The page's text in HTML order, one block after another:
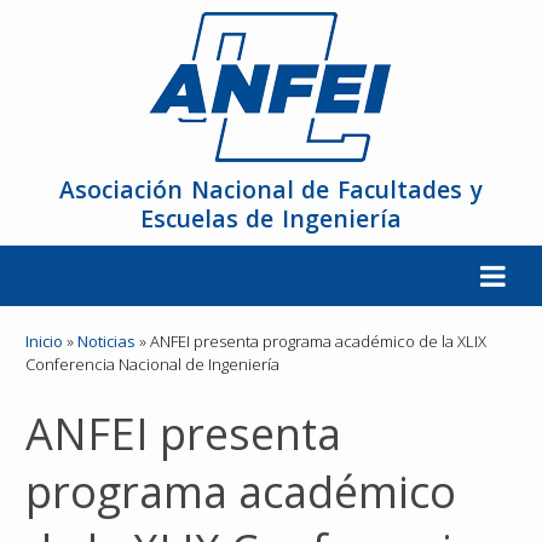
Asociación Nacional de Facultades y
Escuelas de Ingeniería
La ANFEI
Reuniones y Conferencias
Inicio »Noticias »ANFEI presenta programa académico de la XLIX
Conferencia Nacional de Ingeniería
ANFEI presenta
programa académico